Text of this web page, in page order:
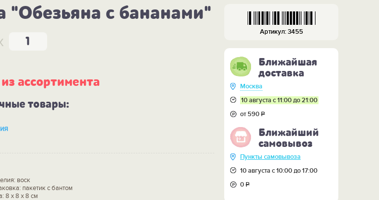
"Обезьяна с бананами"
ассортимента
товары:
воск
пакетик с бантом
8 х 8 х 8 см
Артикул: 3455
Ближайшая
доставка
Москва
10 августа с 11:00 до 21:00
от 590Р
Ближайший
самовывоз
Пункты самовывоза
10 августа с 10:00 до 17:00
0Р